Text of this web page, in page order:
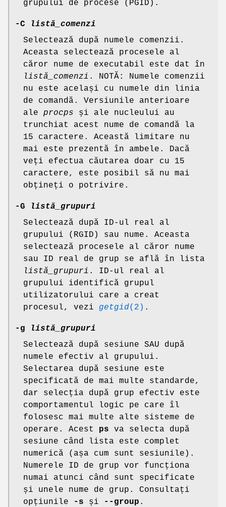
grupului de procese (PGID).
-C listă_comenzi
Selectează după numele comenzii.
Aceasta selectează procesele al
căror nume de executabil este dat în
listă_comenzi . NOTĂ: Numele comenzii
nu este același cu numele din linia
de comandă. Versiunile anterioare
ale procps și ale nucleului au
trunchiat acest nume de comandă la
15 caractere. Această limitare nu
mai este prezentă în ambele. Dacă
veți efectua căutarea doar cu 15
caractere, este posibil să nu mai
obțineți o potrivire.
-G listă_grupuri
Selectează după ID-ul real al
grupului (RGID) sau nume. Aceasta
selectează procesele al căror nume
sau ID real de grup se află în lista
listă_grupuri . ID-ul real al
grupului identifică grupul
utilizatorului care a creat
procesul, vezi getgid(2) .
-g listă_grupuri
Selectează după sesiune SAU după
numele efectiv al grupului.
Selectarea după sesiune este
specificată de mai multe standarde,
dar selecția după grup efectiv este
comportamentul logic pe care îl
folosesc mai multe alte sisteme de
operare. Acest ps va selecta după
sesiune când lista este complet
numerică (așa cum sunt sesiunile).
Numerele ID de grup vor funcționa
numai atunci când sunt specificate
și unele nume de grup. Consultați
opțiunile
-s și --group .